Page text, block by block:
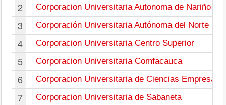
2 Corporacion Universitaria Autonoma de Nariño
3 Corporación Universitaria Autónoma del Norte
4 Corporacion Universitaria Centro Superior
5 Corporacion Universitaria Comfacauca
6 Corporacion Universitaria de Ciencias
7 Corporacion Universitaria de Sabaneta